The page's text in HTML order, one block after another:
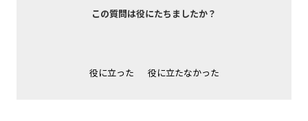
この質問は役にたちましたか？
役に立った 役に立たなかった